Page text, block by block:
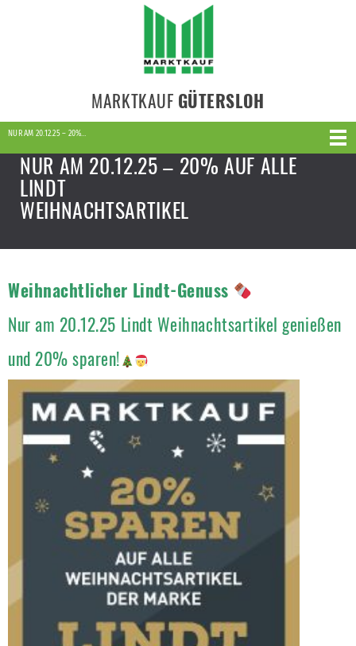
MARKTKAUF GÜTERSLOH
NUR AM 20.12.25 – 20%…
NUR AM 20.12.25 – 20% AUF ALLE
LINDT
WEIHNACHTSARTIKEL
Weihnachtlicher Lindt-Genuss
Nur am 20.12.25 Lindt Weihnachtsartikel genießen
und 20% sparen!